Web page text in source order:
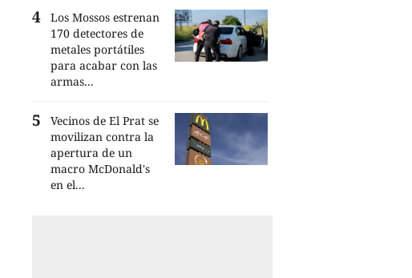
Los Mossos estrenan
170 detectores de
metales portátiles
para acabar con las
armas...
Vecinos de El Prat se
movilizan contra la
apertura de un
macro McDonald's
en el...